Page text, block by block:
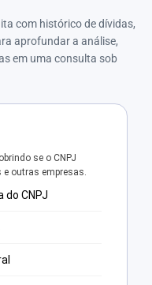
com histórico de dívidas,
aprofundar a análise,
em uma consulta sob
se o CNPJ
outras empresas.
CNPJ